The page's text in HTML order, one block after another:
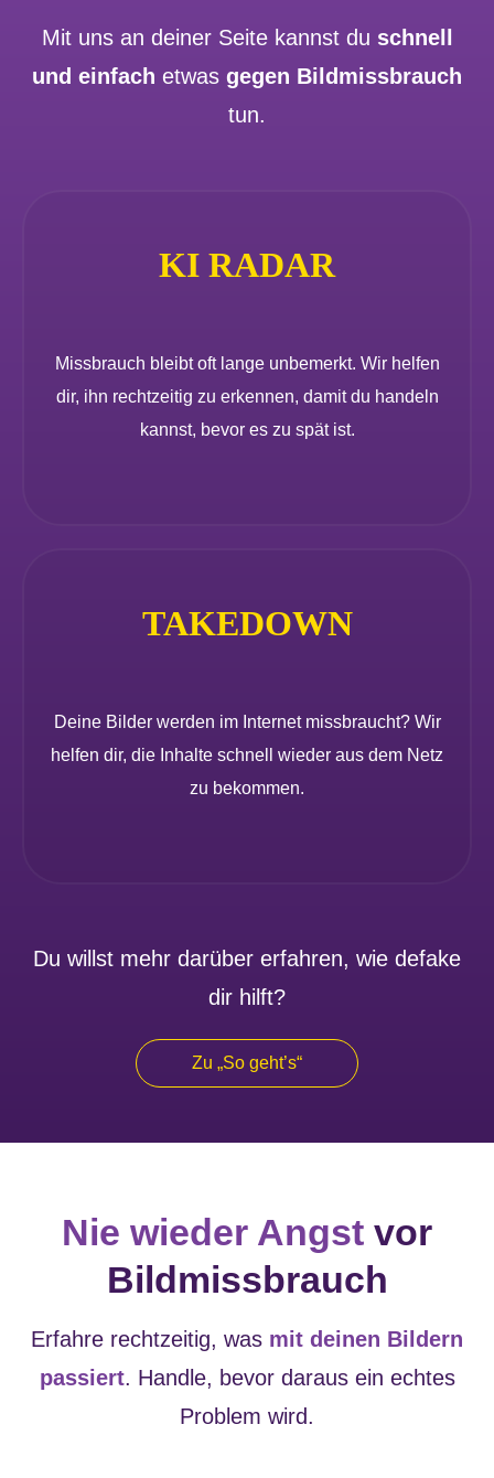
Mit uns an deiner Seite kannst du schnell
und einfach etwas gegen Bildmissbrauch
tun.
KI RADAR
Missbrauch bleibt oft lange unbemerkt. Wir helfen
dir, ihn rechtzeitig zu erkennen, damit du handeln
kannst, bevor es zu spät ist.
TAKEDOWN
Deine Bilder werden im Internet missbraucht? Wir
helfen dir, die Inhalte schnell wieder aus dem Netz
zu bekommen.
Du willst mehr darüber erfahren, wie defake
dir hilft?
Zu „So geht’s“
Nie wieder Angst vor
Bildmissbrauch
Erfahre rechtzeitig, was mit deinen Bildern
passiert. Handle, bevor daraus ein echtes
Problem wird.